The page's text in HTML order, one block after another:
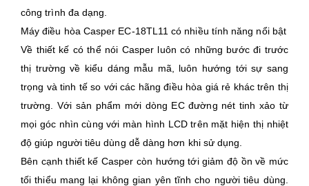
công trình đa dạng.
Máy điều hòa Casper EC-18TL11 có nhiều tính năng nổi bật
Về thiết kế có thể nói Casper luôn có những bước đi trước
thị trường về kiểu dáng mẫu mã, luôn hướng tới sự sang
trọng và tinh tế so với các hãng điều hòa giá rẻ khác trên thị
trường. Với sản phẩm mới dòng EC đường nét tinh xảo từ
mọi góc nhìn cùng với màn hình LCD trên mặt hiện thị nhiệt
độ giúp người tiêu dùng dễ dàng hơn khi sử dụng.
Bên cạnh thiết kế Casper còn hướng tới giảm độ ồn về mức
tối thiểu mang lại không gian yên tĩnh cho người tiêu dùng.